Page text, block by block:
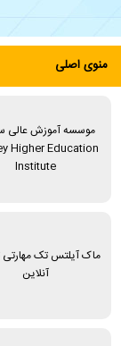
منوی اصلی
موسسه آموزش عالی
Higher Education
Institute
ماک آیلتس تک مهارتی
آنلاین